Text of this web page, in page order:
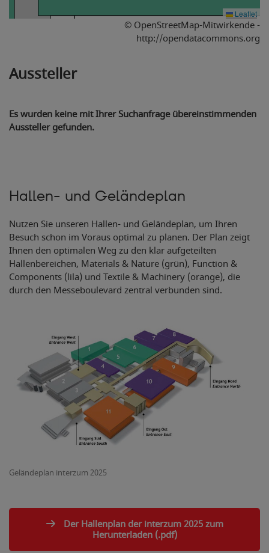
4
2
Leaflet
© OpenStreetMap-Mitwirkende -
http://opendatacommons.org
Aussteller
Es wurden keine mit Ihrer Suchanfrage übereinstimmenden
Aussteller gefunden.
Hallen- und Geländeplan
Nutzen Sie unseren Hallen- und Geländeplan, um Ihren
Besuch schon im Voraus optimal zu planen. Der Plan zeigt
Ihnen den optimalen Weg zu den klar aufgeteilten
Hallenbereichen, Materials & Nature (grün), Function &
Components (lila) und Textile & Machinery (orange), die
durch den Messeboulevard zentral verbunden sind.
Geländeplan interzum 2025
Der Hallenplan der interzum 2025 zum
Herunterladen (.pdf)